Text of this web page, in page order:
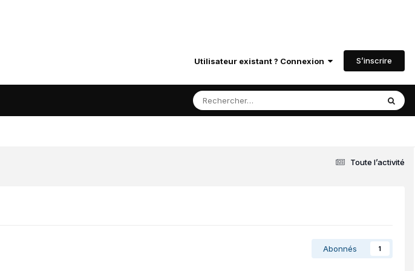
Utilisateur existant ? Connexion S’inscrire
Toute l’activité
Abonnés 1